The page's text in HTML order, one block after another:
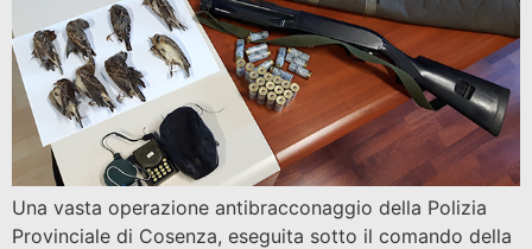
Una vasta operazione antibracconaggio della Polizia
Provinciale di Cosenza, eseguita sotto il comando della